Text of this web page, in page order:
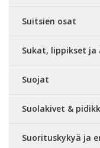
Suitsien osat
Sukat, lippikset
Suojat
Suolakivet &
Suorituskykyä ja